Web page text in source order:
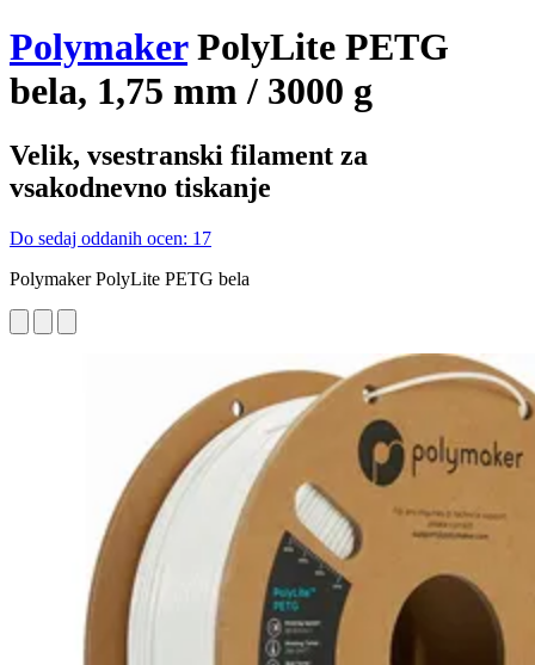
PolymakerPolyLite PETG
bela, 1,75 mm / 3000 g
Velik, vsestranski filament za
vsakodnevno tiskanje
Do sedaj oddanih ocen: 17
Polymaker PolyLite PETG bela